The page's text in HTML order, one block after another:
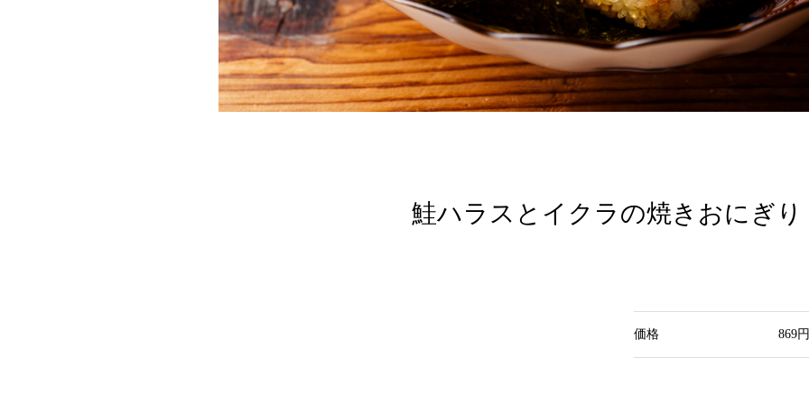
鮭ハラスとイクラの焼きおにぎり
価格 869円